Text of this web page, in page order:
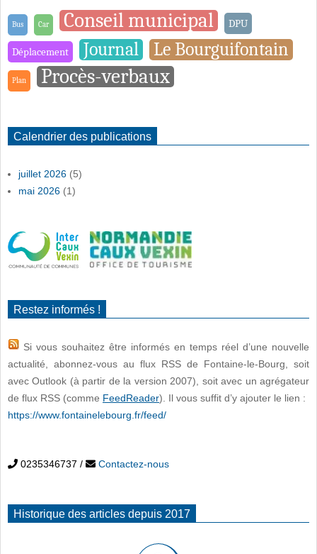
Bus Car Conseil municipal DPU
Déplacement Journal Le Bourguifontain
Plan Procès-verbaux
Calendrier des publications
juillet 2026 (5)
mai 2026 (1)
Restez informés !
Si vous souhaitez être informés en temps réel d’une nouvelle
actualité, abonnez-vous au flux RSS de Fontaine-le-Bourg, soit
avec Outlook (à partir de la version 2007), soit avec un agrégateur
de flux RSS (comme FeedReader). Il vous suffit d’y ajouter le lien :
https://www.fontainelebourg.fr/feed/
0235346737 / Contactez-nous
Historique des articles depuis 2017